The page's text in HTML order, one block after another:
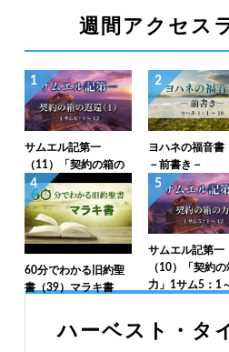
週間アクセス
1
サムエル記第一
（11）「契約の箱の
返還（1）」1サム6：
1～12
2
ヨハネの福音書
－前書き－
4
60分でわかる旧約聖
書（39）マラキ書
5
サムエル記第一
（10）「契約
力」1サム5：1
ハーベスト・タ